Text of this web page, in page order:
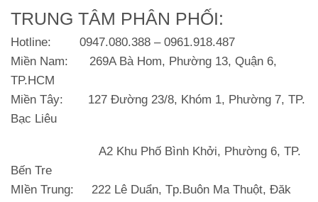
TRUNG TÂM PHÂN PHỐI:
Hotline: 0947.080.388 – 0961.918.487
Miền Nam: 269A Bà Hom, Phường 13, Quận 6,
TP.HCM
Miền Tây: 127 Đường 23/8, Khóm 1, Phường 7, TP.
Bạc Liêu
A2 Khu Phố Bình Khởi, Phường 6, TP.
Bến Tre
MIền Trung: 222 Lê Duẩn, Tp.Buôn Ma Thuột, Đăk